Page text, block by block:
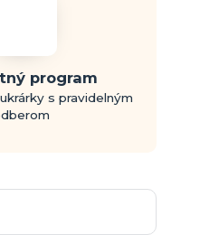
program
s pravidelným